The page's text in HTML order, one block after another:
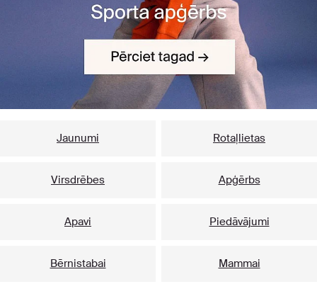
Jaunumi Rotaļlietas
Virsdrēbes Apģērbs
Apavi Piedāvājumi
Bērnistabai Mammai